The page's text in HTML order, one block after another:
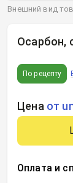
Осарбон,
По рецепту
Цена от
Оплата и
Внешний вид